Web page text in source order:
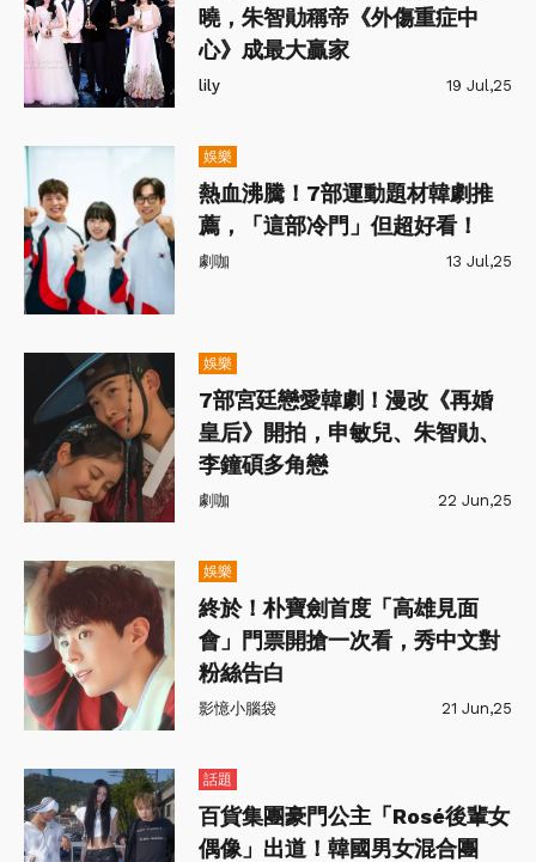
曉，朱智勛稱帝《外傷重症中
心》成最大贏家
lily 19 Jul,25
娛樂
熱血沸騰！7部運動題材韓劇推
薦，「這部冷門」但超好看！
劇咖 13 Jul,25
娛樂
7部宮廷戀愛韓劇！漫改《再婚
皇后》開拍，申敏兒、朱智勛、
李鐘碩多角戀
劇咖 22 Jun,25
娛樂
終於！朴寶劍首度「高雄見面
會」門票開搶一次看，秀中文對
粉絲告白
影憶小腦袋 21 Jun,25
話題
百貨集團豪門公主「Rosé後輩女
偶像」出道！韓國男女混合團